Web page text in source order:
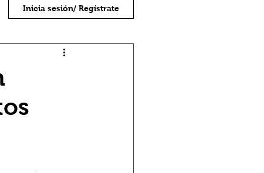
Inicia sesión/ Regístrate